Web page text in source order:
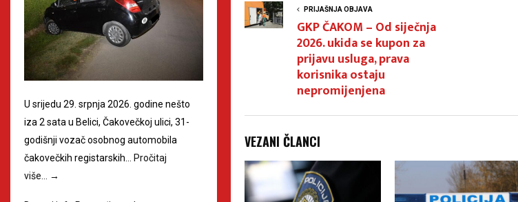
PRIJAŠNJA OBJAVA
GKP ČAKOM – Od siječnja
2026. ukida se kupon za
prijavu usluga, prava
korisnika ostaju
nepromijenjena
VEZANI ČLANCI
U srijedu 29. srpnja 2026. godine nešto
iza 2 sata u Belici, Čakovečkoj ulici, 31-
godišnji vozač osobnog automobila
čakovečkih registarskih…
Pročitaj
više…
→